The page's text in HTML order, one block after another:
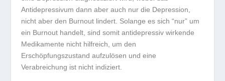
Antidepressivum dann aber auch nur die Depression,
nicht aber den Burnout lindert. Solange es sich “nur” um
ein Burnout handelt, sind somit antidepressiv wirkende
Medikamente nicht hilfreich, um den
Erschöpfungszustand aufzulösen und eine
Verabreichung ist nicht indiziert.